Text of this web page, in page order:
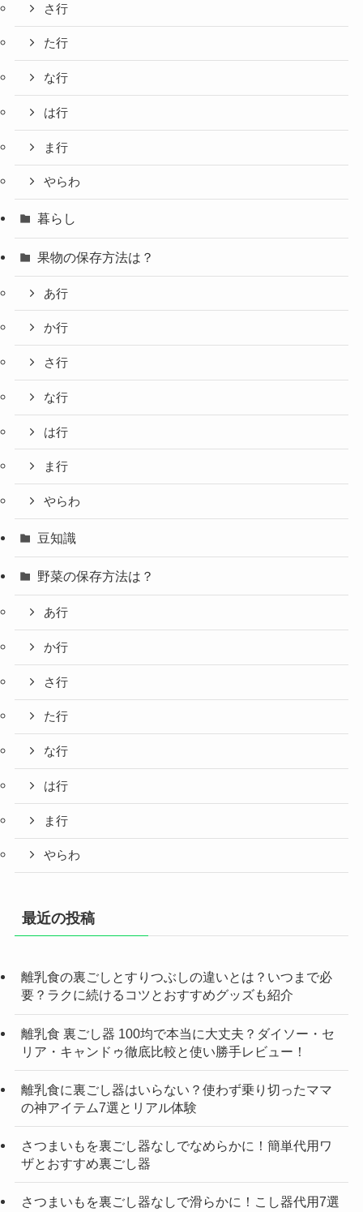
さ行
た行
な行
は行
ま行
やらわ
暮らし
果物の保存方法は？
あ行
か行
さ行
な行
は行
ま行
やらわ
豆知識
野菜の保存方法は？
あ行
か行
さ行
た行
な行
は行
ま行
やらわ
最近の投稿
離乳食の裏ごしとすりつぶしの違いとは？いつまで必
要？ラクに続けるコツとおすすめグッズも紹介
離乳食 裏ごし器 100均で本当に大丈夫？ダイソー・セ
リア・キャンドゥ徹底比較と使い勝手レビュー！
離乳食に裏ごし器はいらない？使わず乗り切ったママ
の神アイテム7選とリアル体験
さつまいもを裏ごし器なしでなめらかに！簡単代用ワ
ザとおすすめ裏ごし器
さつまいもを裏ごし器なしで滑らかに！こし器代用7選